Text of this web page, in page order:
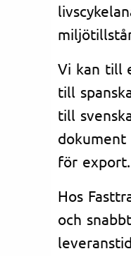
Vi kan till
till
till
för export.
Hos
och